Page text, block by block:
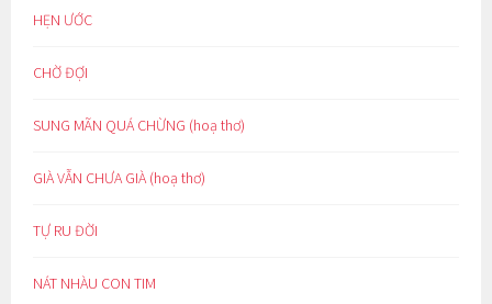
HẸN ƯỚC
CHỜ ĐỢI
SUNG MÃN QUÁ CHỪNG (hoạ thơ)
GIÀ VẪN CHƯA GIÀ (hoạ thơ)
TỰ RU ĐỜI
NÁT NHÀU CON TIM